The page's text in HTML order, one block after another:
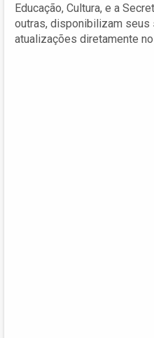
Educação, Cultura, e a
outras, disponibilizam seus
atualizações diretamente